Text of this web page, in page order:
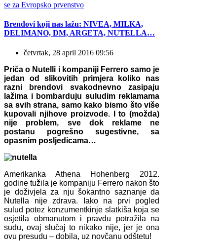
se za Evropsko prvenstvo
Brendovi koji nas lažu: NIVEA, MILKA,
DELIMANO, DM, ARGETA, NUTELLA…
četvrtak, 28 april 2016 09:56
Priča o Nutelli i kompaniji Ferrero samo je
jedan od slikovitih primjera koliko nas
razni brendovi svakodnevno zasipaju
lažima i bombarduju suludim reklamama
sa svih strana, samo kako bismo što više
kupovali njihove proizvode. I to (možda)
nije problem, sve dok reklame ne
postanu pogrešno sugestivne, sa
opasnim posljedicama…
Amerikanka Athena Hohenberg 2012.
godine tužila je kompaniju Ferrero nakon što
je doživjela za nju šokantno saznanje da
Nutella nije zdrava. Iako na prvi pogled
sulud potez konzumentkinje slatkiša koja se
osjetila obmanutom i pravdu potražila na
sudu, ovaj slučaj to nikako nije, jer je ona
ovu presudu – dobila, uz novčanu odštetu!